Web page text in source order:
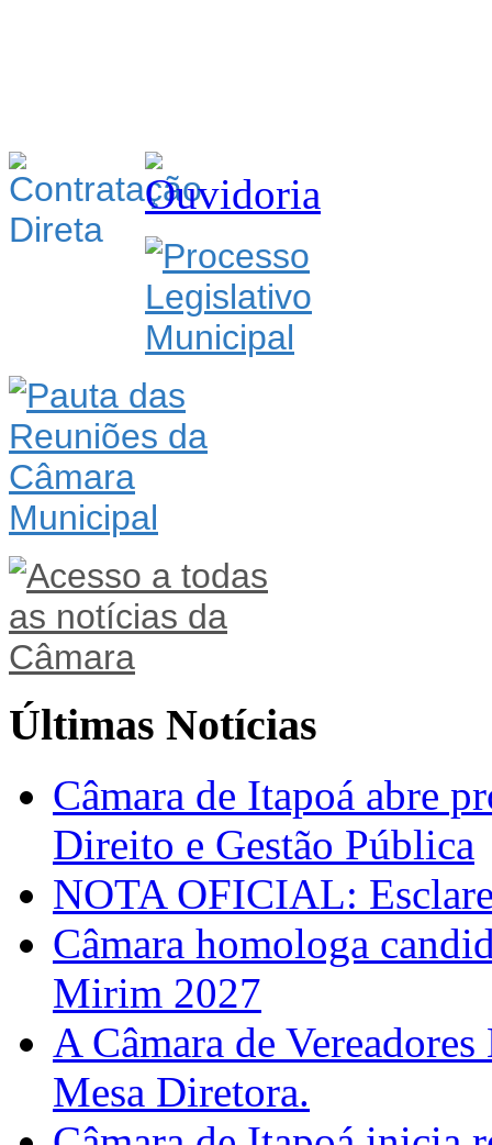
Últimas Notícias
Câmara de Itapoá abre
Direito e Gestão Pública
NOTA OFICIAL:
Câmara homologa
Mirim 2027
A Câmara de
Mesa Diretora.